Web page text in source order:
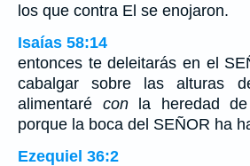
los que contra El se enojaron.
Isaías 58:14
entonces te deleitarás en el
cabalgar sobre las alturas
alimentaré conla heredad de
porque la boca del SEÑOR ha
Ezequiel 36:2